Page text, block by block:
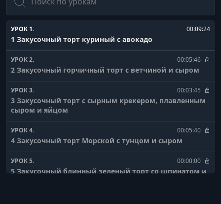
УРОК 1. 00:09:24
1 Закусочный торт куриный с авокадо
УРОК 2. 00:05:46
2 Закусочный горчичный торт с ветчиной и сыром
УРОК 3. 00:03:45
3 Закусочный торт с сырным крекером, плавленным
сыром и яйцом
УРОК 4. 00:05:40
4 Закусочный торт Морской с тунцом и сыром
УРОК 5. 00:00:00
5 Закусочный блинный зеленый торт со шпинатом и